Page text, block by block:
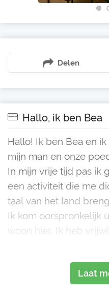
Delen
Hallo, ik ben Bea
Hallo! Ik ben Bea en
mijn man en onze
In mijn vrije tijd pas ik
een activiteit die me
taal van het land
Ik kom oorspronkelijk
woon hier. Ik heb
mijn passie voor
Laat